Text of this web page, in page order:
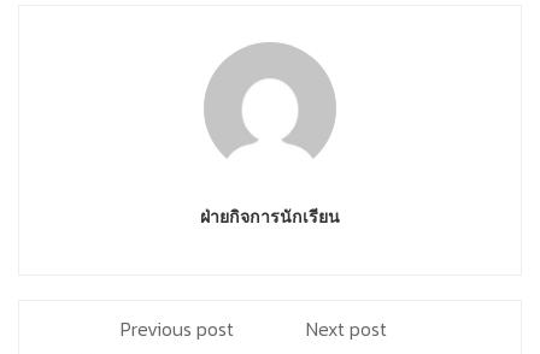
ฝ่ายกิจการนักเรียน
Previous post Next post